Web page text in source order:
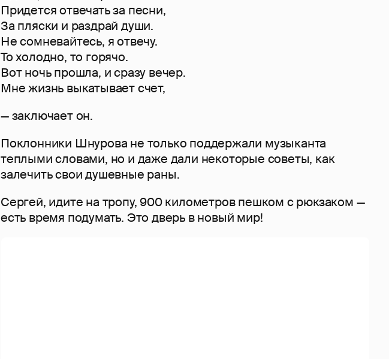
Придется отвечать за песни,
За пляски и раздрай души.
Не сомневайтесь, я отвечу.
То холодно, то горячо.
Вот ночь прошла, и сразу вечер.
Мне жизнь выкатывает счет,
— заключает он.
Поклонники Шнурова не только поддержали музыканта
теплыми словами, но и даже дали некоторые советы, как
залечить свои душевные раны.
Сергей, идите на тропу, 900 километров пешком с рюкзаком —
есть время подумать. Это дверь в новый мир!